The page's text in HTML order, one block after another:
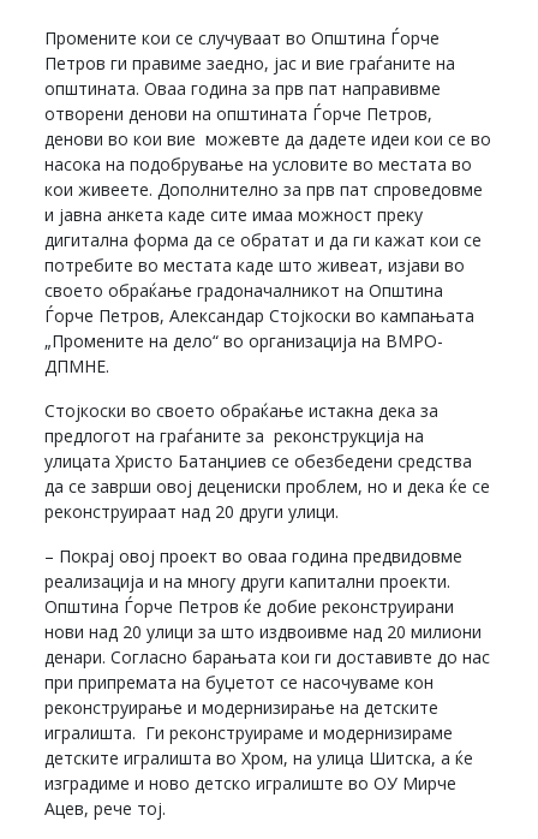
Промените кои се случуваат во Општина Ѓорче
Петров ги правиме заедно, јас и вие граѓаните на
општината. Оваа година за прв пат направивме
отворени денови на општината Ѓорче Петров,
денови во кои вие можевте да дадете идеи кои се во
насока на подобрување на условите во местата во
кои живеете. Дополнително за прв пат спроведовме
и јавна анкета каде сите имаа можност преку
дигитална форма да се обратат и да ги кажат кои се
потребите во местата каде што живеат, изјави во
своето обраќање градоначалникот на Општина
Ѓорче Петров, Александар Стојкоски во кампањата
„Промените на дело“ во организација на ВМРО-
ДПМНЕ.
Стојкоски во своето обраќање истакна дека за
предлогот на граѓаните за реконструкција на
улицата Христо Батанџиев се обезбедени средства
да се заврши овој децениски проблем, но и дека ќе се
реконструираат над 20 други улици.
– Покрај овој проект во оваа година предвидовме
реализација и на многу други капитални проекти.
Општина Ѓорче Петров ќе добие реконструирани
нови над 20 улици за што издвоивме над 20 милиони
денари. Согласно барањата кои ги доставивте до нас
при припремата на буџетот се насочуваме кон
реконструирање и модернизирање на детските
игралишта. Ги реконструираме и модернизираме
детските игралишта во Хром, на улица Шитска, а ќе
изградиме и ново детско игралиште во ОУ Мирче
Ацев, рече тој.